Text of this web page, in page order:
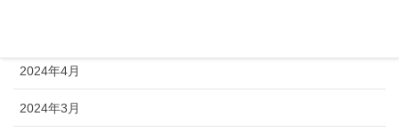
2024年4月
2024年3月